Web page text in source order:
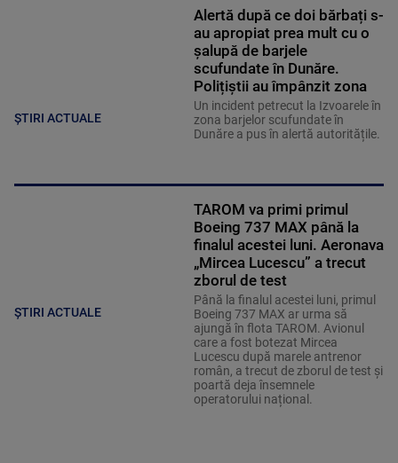
ȘTIRI ACTUALE
Alertă după ce doi bărbați s-
au apropiat prea mult cu o
șalupă de barjele
scufundate în Dunăre.
Polițiștii au împânzit zona
Un incident petrecut la Izvoarele în
zona barjelor scufundate în
Dunăre a pus în alertă autoritățile.
ȘTIRI ACTUALE
TAROM va primi primul
Boeing 737 MAX până la
finalul acestei luni. Aeronava
„Mircea Lucescu” a trecut
zborul de test
Până la finalul acestei luni, primul
Boeing 737 MAX ar urma să
ajungă în flota TAROM. Avionul
care a fost botezat Mircea
Lucescu după marele antrenor
român, a trecut de zborul de test și
poartă deja însemnele
operatorului național.